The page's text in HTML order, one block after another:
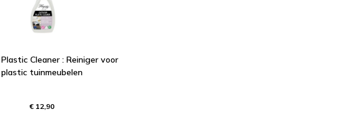
Cleaner : Reiniger voor
plastic tuinmeubelen
€ 12,90